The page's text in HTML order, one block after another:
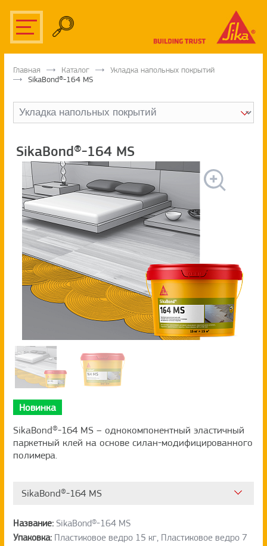
Главная Каталог
Укладка напольных покрытий
SikaBond®-164 MS
SikaBond®-164 MS
Новинка
SikaBond®-164 MS – однокомпонентный эластичный
паркетный клей на основе силан-модифицированного
полимера.
SikaBond®-164 MS
Название: SikaBond®-164 MS
Упаковка: Пластиковое ведро 15 кг, Пластиковое ведро 7